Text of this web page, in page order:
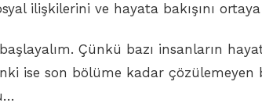
ilişkilerini ve hayata bakışını ortaya
Çünkü bazı insanların
ise son bölüme kadar çözülemeyen